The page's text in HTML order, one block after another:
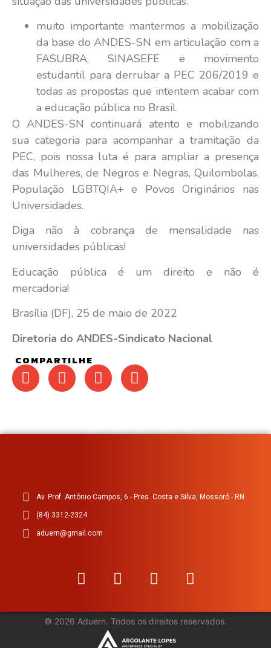
muito importante mantermos a mobilização
da base do ANDES-SN em articulação com a
FASUBRA, SINASEFE e movimento
estudantil para derrubar a PEC 206/2019 e
todas as propostas que intentem acabar com
a educação pública no Brasil.
O ANDES-SN continuará atento e mobilizando
sua categoria para acompanhar a tramitação da
PEC, pois nossa luta é para ampliar a presença
das Mulheres, de Negros e Negras, Quilombolas,
População LGBTQIA+ e Povos Originários nas
Universidades.
Diga não à cobrança de mensalidade nas
universidades públicas!
Educação pública é um direito e não é
mercadoria!
Brasília (DF), 25 de maio de 2022
Diretoria do ANDES-Sindicato Nacional
COMPARTILHE
Av. Prof. Antônio Campos, 6 - Pres. Costa e Silva, Mossoró - RN
(84) 3312-2324
aduern@gmail.com
© 2026 Aduern. Todos os direitos reservados.